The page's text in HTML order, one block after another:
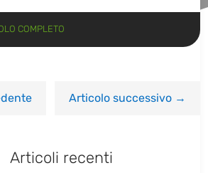
COMPLETO
Articolo successivo→
Articoli recenti